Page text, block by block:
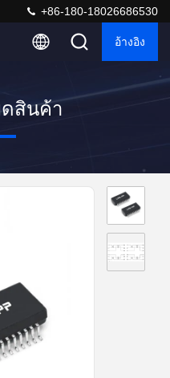
+86-180-18026686530
อ้างอิง
ดสินค้า